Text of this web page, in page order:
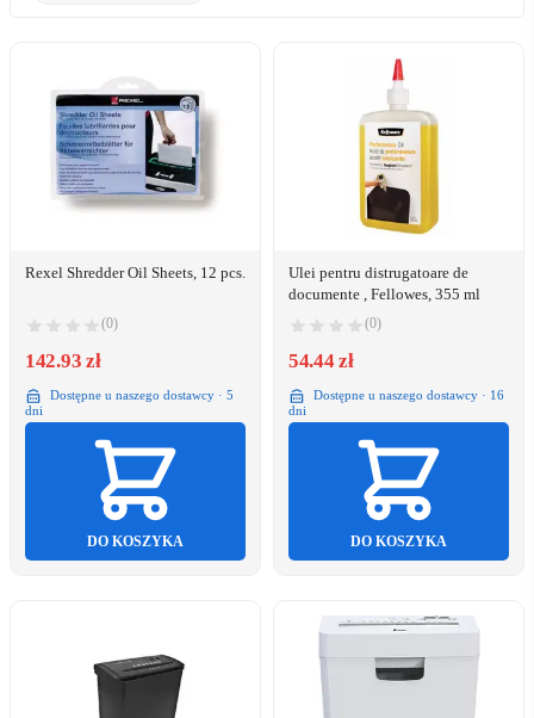
Rexel Shredder Oil Sheets, 12 pcs.
(0)
142.93 zł
Dostępne u naszego dostawcy · 5
dni
DO KOSZYKA
Ulei pentru distrugatoare de
documente , Fellowes, 355 ml
(0)
54.44 zł
Dostępne u naszego dostawcy · 16
dni
DO KOSZYKA